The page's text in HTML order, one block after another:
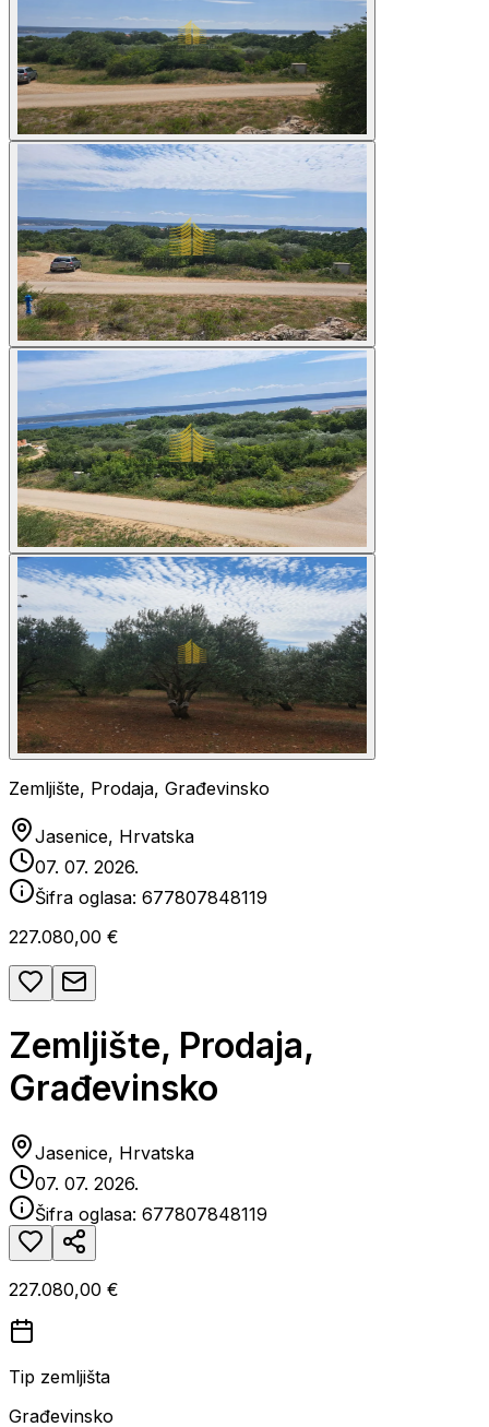
Zemljište, Prodaja, Građevinsko
Jasenice, Hrvatska
07. 07. 2026.
Šifra oglasa: 677807848119
227.080,00 €
Zemljište, Prodaja,
Građevinsko
Jasenice, Hrvatska
07. 07. 2026.
Šifra oglasa: 677807848119
227.080,00 €
Tip zemljišta
Građevinsko